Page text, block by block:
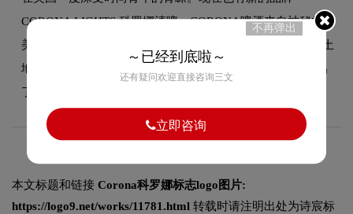
CORONA LIGHTS 科罗娜清啤。CORONA啤酒来自神秘的拉
美大陆，100%由天然原料精心酿制。精湛的工艺加上古老土
地所孕育的优质的大麦、芳香的酒花和纯净的清泉，造就出
了...
本文标题和链接 Corona科罗娜标志logo图片:
https://logo9.net/works/11781.html 转载时请注明出处为诗宸标
不再弹出
～已经到底啦～
还有疑问欢迎直接咨询三文
立即咨询